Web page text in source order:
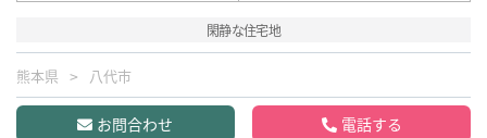
閑静な住宅地
熊本県 八代市
お問合わせ 電話する